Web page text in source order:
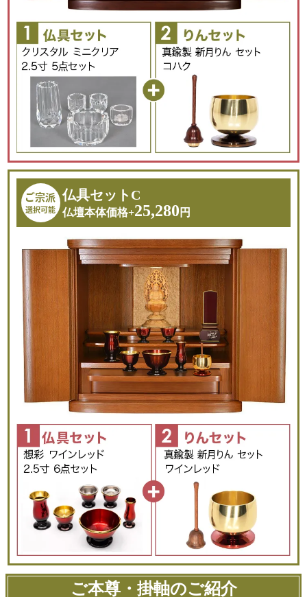
ご宗派
選択可能
仏具セットC
仏壇本体価格+25,280 円
ご本尊・掛軸のご紹介